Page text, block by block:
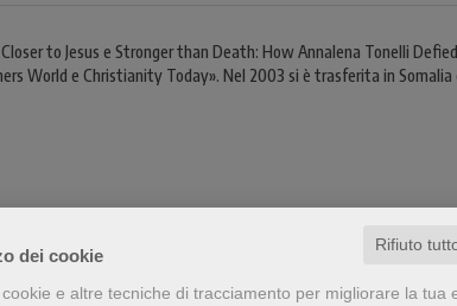
dei cookie
Rifiuto
e altre tecniche di tracciamento per migliorare la tua
to Jesus e Stronger than Death: How Annalena Tonelli
World e Christianity Today». Nel 2003 si è trasferita in